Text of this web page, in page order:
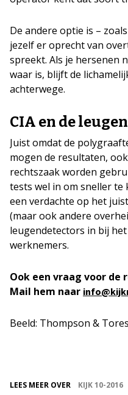
De andere optie is –
jezelf er oprecht van
spreekt. Als je hersenen
waar is, blijft de
achterwege.
CIA en de
Juist omdat de
mogen de resultaten,
rechtszaak worden
tests wel in om sneller
een verdachte op het
(maar ook andere
leugendetectors in bij
werknemers.
Ook een vraag voor de
Mail hem naar
Beeld: Thompson &
LEES MEER OVER KIJK 10-2016